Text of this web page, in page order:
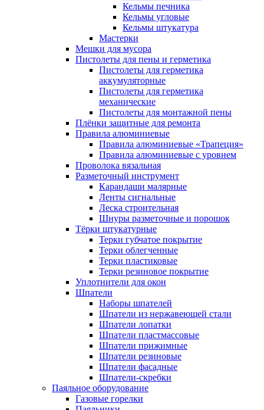
Кельмы печника
Кельмы угловые
Кельмы штукатура
Мастерки
Мешки для мусора
Пистолеты для пены и герметика
Пистолеты для герметика
аккумуляторные
Пистолеты для герметика
механические
Пистолеты для монтажной пены
Плёнки защитные для ремонта
Правила алюминиевые
Правила алюминиевые «Трапеция»
Правила алюминиевые с уровнем
Проволока вязальная
Разметочный инструмент
Карандаши малярные
Ленты сигнальные
Леска строительная
Шнуры разметочные и порошок
Тёрки штукатурные
Терки губчатое покрытие
Терки облегченные
Терки пластиковые
Терки резиновое покрытие
Уплотнители для окон
Шпатели
Наборы шпателей
Шпатели из нержавеющей стали
Шпатели лопатки
Шпатели пластмассовые
Шпатели прижимные
Шпатели резиновые
Шпатели фасадные
Шпатели-скребки
Паяльное оборудование
Газовые горелки